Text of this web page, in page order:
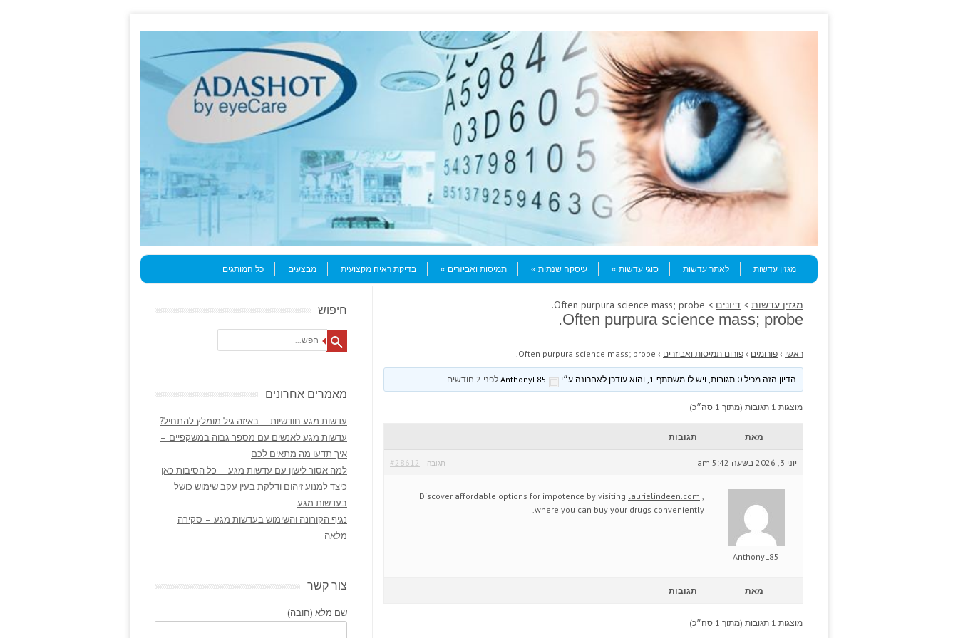
Menu
Skip to content
מגזין עדשות
לאתר עדשות סוגי עדשות עיסקה שנתית תמיסות ואביזרים בדיקת ראיה מקצועית מבצעים כל המותגים
מגזין עדשות > דיונים > Often purpura science mass; probe.
Often purpura science mass; probe.
ראשי › פורומים › פורום תמיסות ואביזרים ›
Often purpura science mass; probe.
הדיון הזה מכיל 0 תגובות, ויש לו משתתף 1, והוא עודכן לאחרונה ע״י לפני 2 חודשים
מוצגות 1 תגובות (מתוך 1 סה״כ)
מאת תגובות
יוני 3, 2026 בשעה 5:42 am #28612 תגובה
AnthonyL85
Discover affordable options for impotence by visiting laurielindeen.com
where you can buy your drugs conveniently.
מאת תגובות
מוצגות 1 תגובות (מתוך 1 סה״כ)
חיפוש
Search
מאמרים אחרונים
עדשות מגע חודשיות – באיזה גיל מומלץ להתחיל?
עדשות מגע לאנשים עם מספר גבוה במשקפיים –
איך תדעו מה מתאים לכם
למה אסור לישון עם עדשות מגע – כל הסיבות כאן
כיצד למנוע זיהום ודלקת בעין עקב שימוש כושל
בעדשות מגע
נגיף הקורונה והשימוש בעדשות מגע – סקירה
מלאה
צור קשר
שם מלא (חובה)